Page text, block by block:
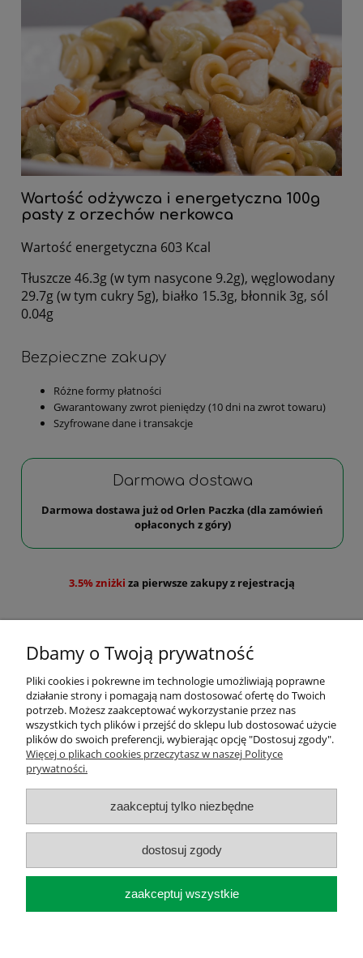
Wartość odżywcza i energetyczna 100g
pasty z orzechów nerkowca
Wartość energetyczna 603 Kcal
Tłuszcze 46.3g (w tym nasycone 9.2g), węglowodany
29.7g (w tym cukry 5g), białko 15.3g, błonnik 3g, sól
0.04g
Bezpieczne zakupy
Różne formy płatności
Gwarantowany zwrot pieniędzy (10 dni na zwrot towaru)
Szyfrowane dane i transakcje
Darmowa dostawa
Darmowa dostawa już od Orlen Paczka (dla zamówień
opłaconych z góry)
3.5% zniżki za pierwsze zakupy z rejestracją
Pomoc
Moje konto
Płatności i dostawa
O nas
pokaż pełną wersję strony
Sklep internetowy Shoper.pl
Dbamy o Twoją prywatność
Pliki cookies i pokrewne im technologie umożliwiają poprawne
działanie strony i pomagają nam dostosować ofertę do Twoich
potrzeb. Możesz zaakceptować wykorzystanie przez nas
wszystkich tych plików i przejść do sklepu lub dostosować użycie
plików do swoich preferencji, wybierając opcję "Dostosuj zgody".
Więcej o plikach cookies przeczytasz w naszej Polityce
prywatności.
zaakceptuj tylko niezbędne
dostosuj zgody
zaakceptuj wszystkie